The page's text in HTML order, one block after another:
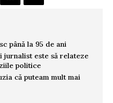
până la 95 de ani
jurnalist este să relateze
politice
că puteam mult mai